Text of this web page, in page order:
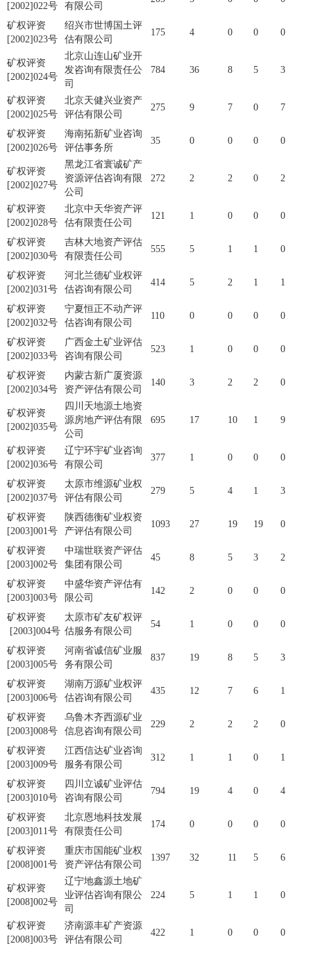
[2002]022号 有限公司
矿权评资
[2002]023号
绍兴市世博国土评
估有限公司
175 4 0 0 0
矿权评资
[2002]024号
北京山连山矿业开
发咨询有限责任公
司
784 36 8 5 3
矿权评资
[2002]025号
北京天健兴业资产
评估有限公司
275 9 7 0 7
矿权评资
[2002]026号
海南拓新矿业咨询
评估事务所
35 0 0 0 0
矿权评资
[2002]027号
黑龙江省寰诚矿产
资源评估咨询有限
公司
272 2 2 0 2
矿权评资
[2002]028号
北京中天华资产评
估有限责任公司
121 1 0 0 0
矿权评资
[2002]030号
吉林大地资产评估
有限责任公司
555 5 1 1 0
矿权评资
[2002]031号
河北兰德矿业权评
估咨询有限公司
414 5 2 1 1
矿权评资
[2002]032号
宁夏恒正不动产评
估咨询有限公司
110 0 0 0 0
矿权评资
[2002]033号
广西金土矿业评估
咨询有限公司
523 1 0 0 0
矿权评资
[2002]034号
内蒙古新广厦资源
资产评估有限公司
140 3 2 2 0
矿权评资
[2002]035号
四川天地源土地资
源房地产评估有限
公司
695 17 10 1 9
矿权评资
[2002]036号
辽宁环宇矿业咨询
有限公司
377 1 0 0 0
矿权评资
[2002]037号
太原市维源矿业权
评估有限公司
279 5 4 1 3
矿权评资
[2003]001号
陕西德衡矿业权资
产评估有限公司
1093 27 19 19 0
矿权评资
[2003]002号
中瑞世联资产评估
集团有限公司
45 8 5 3 2
矿权评资
[2003]003号
中盛华资产评估有
限公司
142 2 0 0 0
矿权评资
[2003]004号
太原市矿友矿权评
估服务有限公司
54 1 0 0 0
矿权评资
[2003]005号
河南省诚信矿业服
务有限公司
837 19 8 5 3
矿权评资
[2003]006号
湖南万源矿业权评
估咨询有限公司
435 12 7 6 1
矿权评资
[2003]008号
乌鲁木齐西源矿业
信息咨询有限公司
229 2 2 2 0
矿权评资
[2003]009号
江西信达矿业咨询
服务有限公司
312 1 1 0 1
矿权评资
[2003]010号
四川立诚矿业评估
咨询有限公司
794 19 4 0 4
矿权评资
[2003]011号
北京恩地科技发展
有限责任公司
174 0 0 0 0
矿权评资
[2008]001号
重庆市国能矿业权
资产评估有限公司
1397 32 11 5 6
矿权评资
[2008]002号
辽宁地鑫源土地矿
业评估咨询有限公
司
224 5 1 1 0
矿权评资
[2008]003号
济南源丰矿产资源
评估有限公司
422 1 0 0 0